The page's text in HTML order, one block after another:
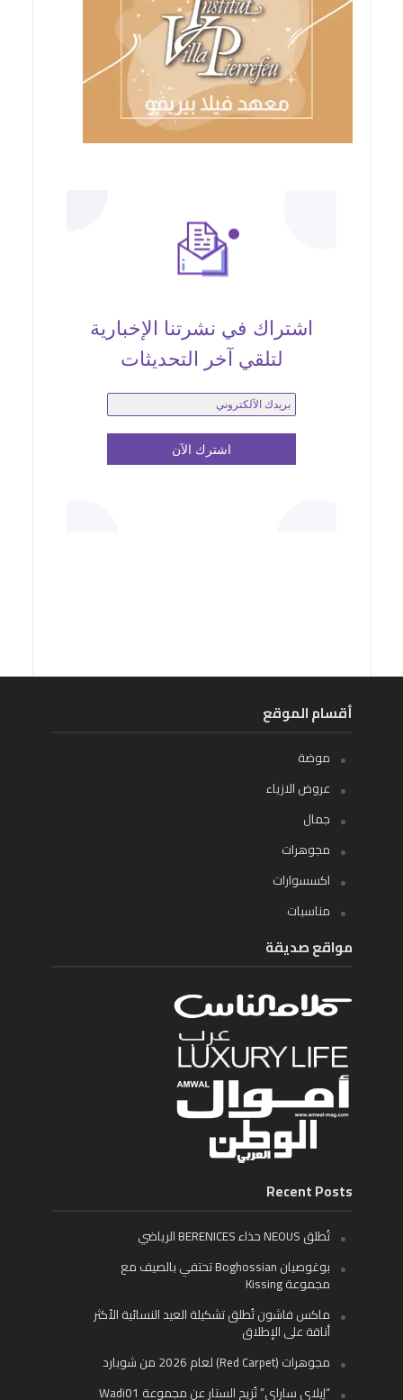
اشتراك في نشرتنا الإخبارية
لتلقي آخر التحديثات
أقسام الموقع
موضة
عروض الازياء
جمال
مجوهرات
اكسسوارات
مناسبات
مواقع صديقة
Recent Posts
تُطلق NEOUS حذاء BERENICES الرياضي
بوغوصيان Boghossian تحتفي بالصيف مع
مجموعة Kissing
ماكس فاشون تُطلق تشكيلة العيد النسائية الأكثر
أناقة على الإطلاق
مجوهرات (Red Carpet) لعام 2026 من شوبارد
“إيلاي ساراي” تُزيح الستار عن مجموعة Wadi01